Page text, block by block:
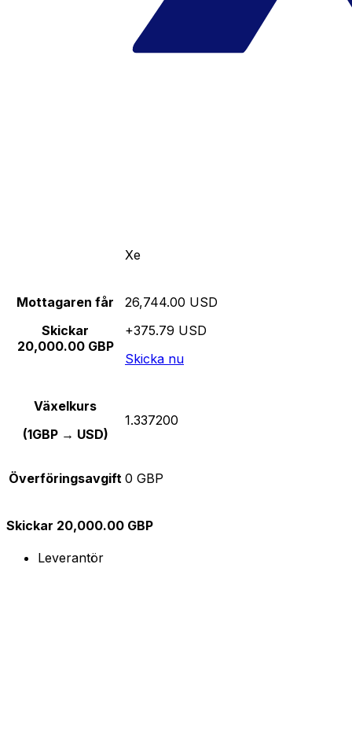
Xe
Mottagaren får
Skickar
20,000.00 GBP
26,744.00 USD
+375.79 USD
Skicka nu
Växelkurs
(1GBP → USD)
1.337200
Överföringsavgift 0 GBP
Skickar 20,000.00 GBP
Leverantör